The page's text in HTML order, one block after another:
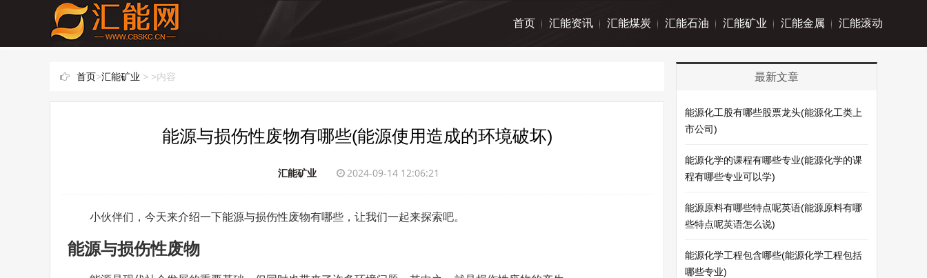
首页 汇能资讯 汇能煤炭 汇能石油 汇能矿业 汇能金属 汇能滚动
首页>汇能矿业 > >内容
能源与损伤性废物有哪些(能源使用造成的环境破坏)
汇能矿业 2024-09-14 12:06:21
小伙伴们，今天来介绍一下能源与损伤性废物有哪些，让我们一起来探索吧。
能源与损伤性废物
最新文章
能源化工股有哪些股票龙头(能源化工类上
市公司)
能源化学的课程有哪些专业(能源化学的课
程有哪些专业可以学)
能源原料有哪些特点呢英语(能源原料有哪
些特点呢英语怎么说)
能源化学工程包含哪些(能源化学工程包括
哪些专业)